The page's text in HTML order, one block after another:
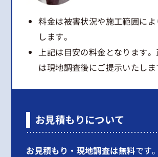
料金は被害状況や施工範囲に
します。
上記は目安の料金となります
は現地調査後にご提示いたしま
お見積もりについて
お見積もり・現地調査は無料です。